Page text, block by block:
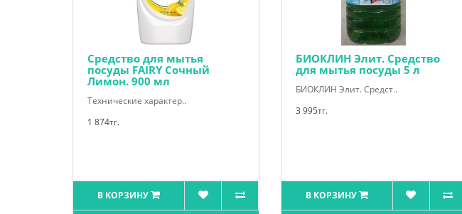
Средство для мытья
посуды FAIRY Сочный
Лимон. 900 мл
Технические характер..
1 874тг.
В КОРЗИНУ
БИОКЛИН Элит. Средство
для мытья посуды 5 л
БИОКЛИН Элит. Средст..
3 995тг.
В КОРЗИНУ